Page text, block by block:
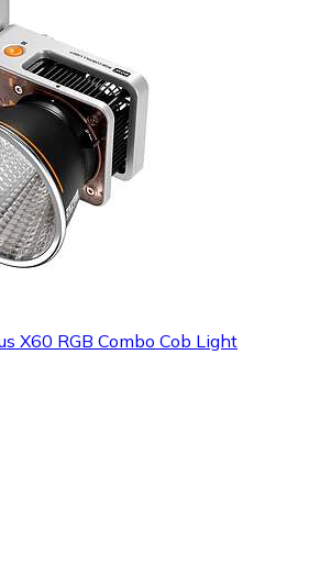
X60 RGB Combo Cob Light